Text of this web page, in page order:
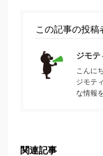
この記事の投稿
ジモテ
こんに
ジモテ
な情報
関連記事